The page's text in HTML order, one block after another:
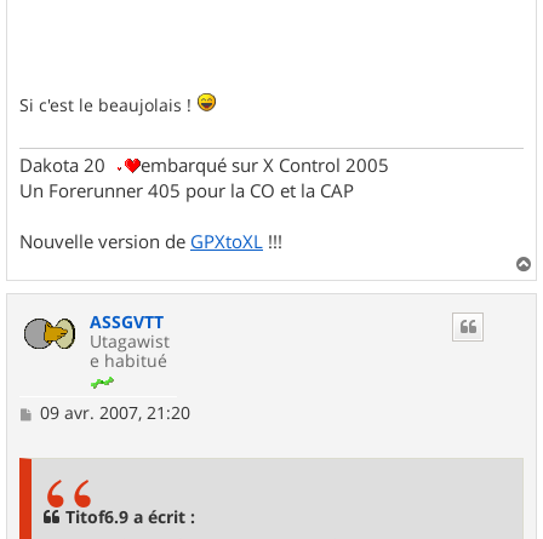
Si c'est le beaujolais !
Dakota 20
embarqué sur X Control 2005
Un Forerunner 405 pour la CO et la CAP
Nouvelle version de GPXtoXL !!!
a
ASSGVTT
Utagawist
e habitué
M
09 avr. 2007, 21:20
Titof6.9 a écrit :